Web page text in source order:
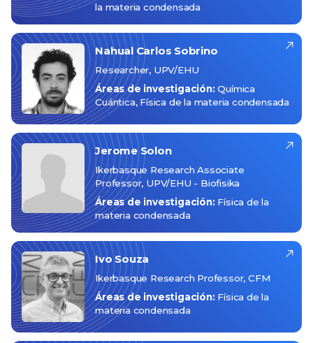
la materia condensada
Nahual Carlos Sobrino
Researcher, UPV/EHU
Áreas de investigación: Química
Cuántica Física de la materia condensada
Jerome Solon
Ikerbasque Research Associate
Professor, UPV/EHU - Biofisika
Áreas de investigación: Física de la
materia condensada
IvoSouza
Ikerbasque Research Professor, CFM
Áreas de investigación: Física de la
materia condensada